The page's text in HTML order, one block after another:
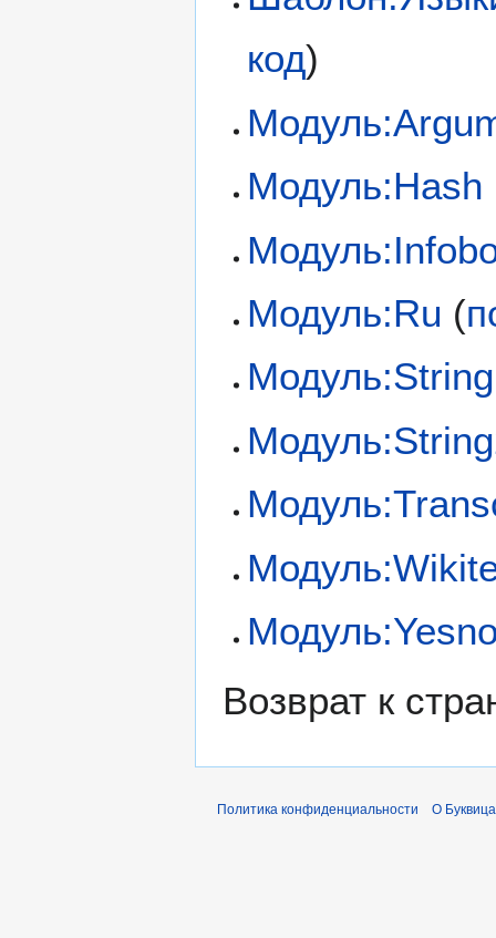
код)
Модуль:Hash
Модуль:Ru (
Модуль:String
Возврат к
Политика конфиденциальности О Буквица